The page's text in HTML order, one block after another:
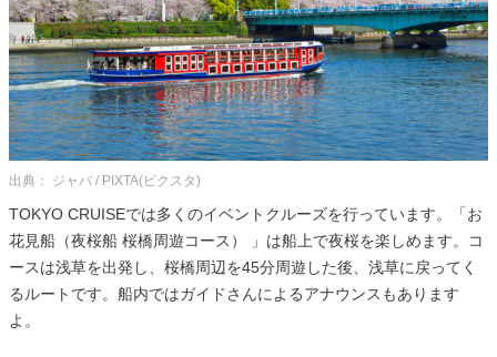
出典： ジャバ / PIXTA(ピクスタ)
TOKYO CRUISEでは多くのイベントクルーズを行っています。「お
花見船（夜桜船 桜橋周遊コース） 」は船上で夜桜を楽しめます。コ
ースは浅草を出発し、桜橋周辺を45分周遊した後、浅草に戻ってく
るルートです。船内ではガイドさんによるアナウンスもあります
よ。